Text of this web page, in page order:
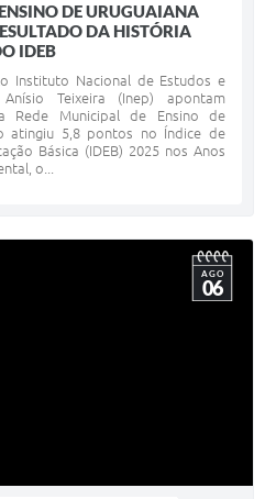
DE URUGUAIANA
DA HISTÓRIA
IDEB
Instituto Nacional de Estudos e
Anísio Teixeira (Inep) apontam
Rede Municipal de Ensino de
atingiu 5,8 pontos no Índice de
Básica (IDEB) 2025 nos Anos
o...
AGO
06